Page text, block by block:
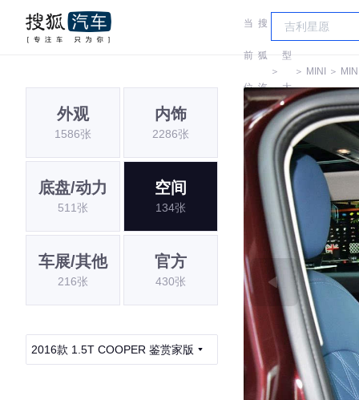
当
前
位
置:
搜
狐
汽
车
＞
车
型
大
全
＞ MINI ＞
外观
1586张
内饰
2286张
底盘/动力
511张
空间
134张
车展/其他
216张
官方
430张
2016款 1.5T COOPER 鉴赏家版